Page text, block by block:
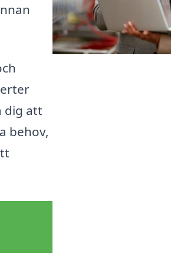
dig att
behov,